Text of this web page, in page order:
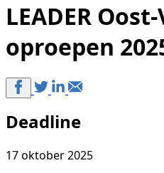
LEADER
oproepen
Deadline
17 oktober 2025